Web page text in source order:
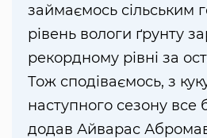
займаємось сільським
рівень вологи ґрунту
рекордному рівні за
Тож сподіваємось, з
наступного сезону
додав Айварас